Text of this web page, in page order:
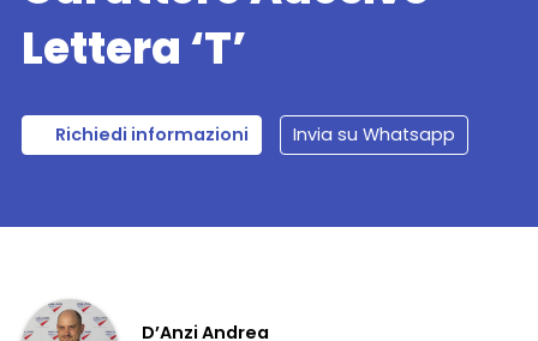
Lettera ‘T’
Richiedi informazioni Invia su Whatsapp
D’Anzi Andrea